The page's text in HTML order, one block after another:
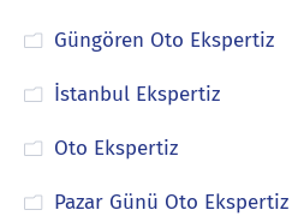
Güngören Oto Ekspertiz
İstanbul Ekspertiz
Oto Ekspertiz
Pazar Günü Oto Ekspertiz